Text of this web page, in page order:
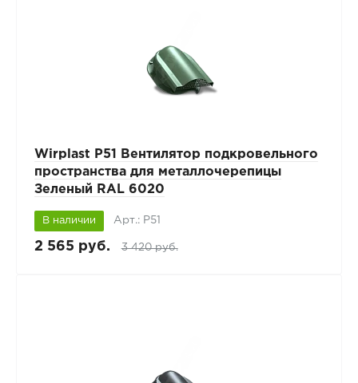
Wirplast P51 Вентилятор подкровельного
пространства для металлочерепицы
Зеленый RAL 6020
В наличии Арт.: P51
2 565 руб. 3 420 руб.